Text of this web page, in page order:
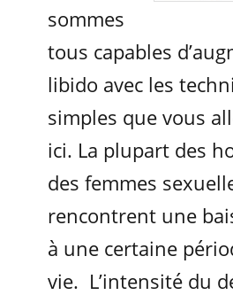
sommes
tous capables
libido avec les
simples que vous
ici. La plupart des
des femmes
rencontrent une
à une certaine
vie. L’intensité du